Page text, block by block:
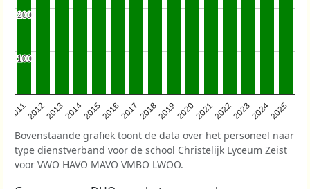
201120122013201420152016201720182019202020212022202320242025
100
100
200
200
Bovenstaande grafiek toont de data over het personeel naar
type dienstverband voor de school Christelijk Lyceum Zeist
voor VWO HAVO MAVO VMBO LWOO.